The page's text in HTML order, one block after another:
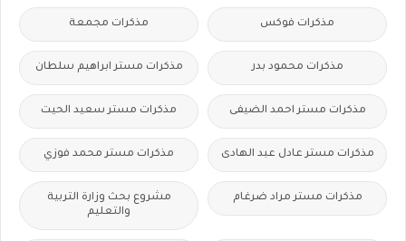
مذكرات فوكس مذكرات مجمعة
مذكرات محمود بدر مذكرات مستر ابراهيم سلطان
مذكرات مستر احمد الضيفى مذكرات مستر سعيد الحيت
مذكرات مستر عادل عبد الهادى مذكرات مستر محمد فوزي
مذكرات مستر مراد ضرغام
مشروع بحث وزارة التربية
والتعليم